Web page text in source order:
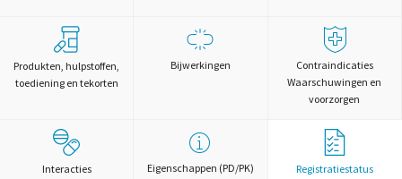
Produkten, hulpstoffen,
toediening en tekorten
Bijwerkingen
Contraindicaties
Waarschuwingen en
voorzorgen
Interacties Eigenschappen (PD/PK) Registratiestatus